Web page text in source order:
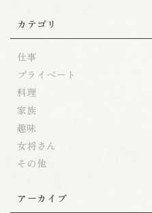
カテゴリ
仕事
プライベート
料理
家族
趣味
女将さん
その他
アーカイブ